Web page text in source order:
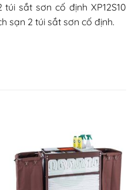
sắt sơn cố định XP12S10
sạn 2 túi sắt sơn cố định.